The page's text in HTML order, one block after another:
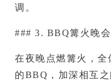
调。
### 3. BBQ篝火晚会
在夜晚点燃篝火，全
的BBQ，加深相互之